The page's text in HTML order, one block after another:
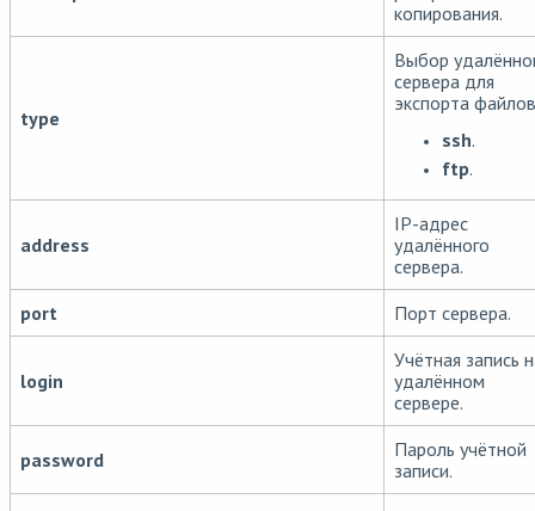
копирования.
type
Выбор
сервера для
экспорта
ssh.
ftp.
address
IP-адрес
удалённого
сервера.
port
Порт сервера.
login
Учётная запись
удалённом
сервере.
password
Пароль учётной
записи.